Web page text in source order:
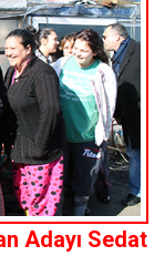
Adayı Sedat